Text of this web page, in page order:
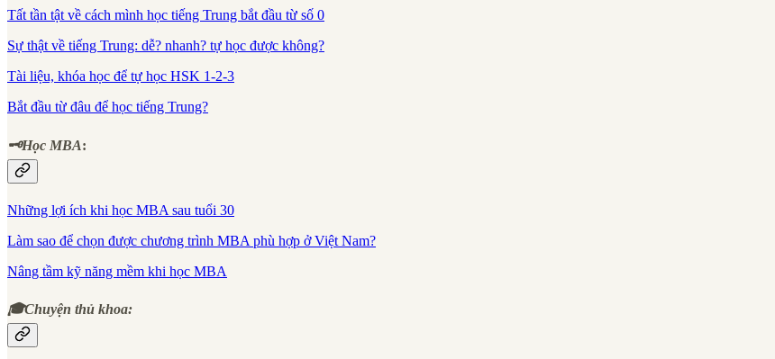
Tất tần tật về cách mình học tiếng Trung bắt đầu từ số 0
Sự thật về tiếng Trung: dễ? nhanh? tự học được không?
Tài liệu, khóa học để tự học HSK 1-2-3
Bắt đầu từ đâu để học tiếng Trung?
🗝Học MBA:
Những lợi ích khi học MBA sau tuổi 30
Làm sao để chọn được chương trình MBA phù hợp ở Việt Nam?
Nâng tầm kỹ năng mềm khi học MBA
🎓Chuyện thủ khoa: